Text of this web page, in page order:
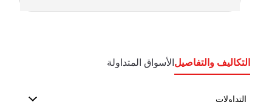
التكاليف والتفاصيلالأسواق المتداولة